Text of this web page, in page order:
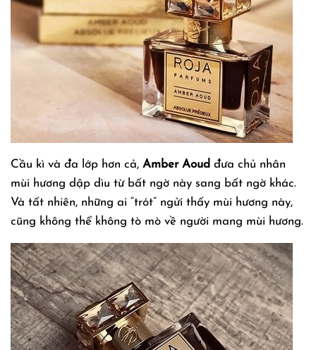
Cầu kì và đa lớp hơn cả, Amber Aoud đưa chủ nhân
mùi hương dập dìu từ bất ngờ này sang bất ngờ khác.
Và tất nhiên, những ai “trót” ngửi thấy mùi hương này,
cũng không thể không tò mò về người mang mùi hương.